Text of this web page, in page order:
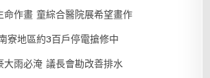
命作畫 童綜合醫院展希望畫作
寮地區約3百戶停電搶修中
大雨必淹 議長會勘改善排水